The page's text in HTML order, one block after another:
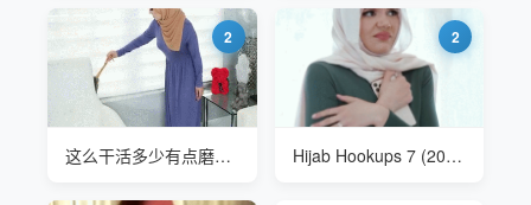
2
这么干活多少有点磨洋工
2
Hijab Hookups 7 (2024) 带头巾的阿拉伯女郎